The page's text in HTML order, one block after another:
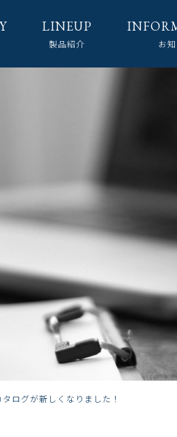
LINEUP
製品紹介 お
ログが新しくなりました！